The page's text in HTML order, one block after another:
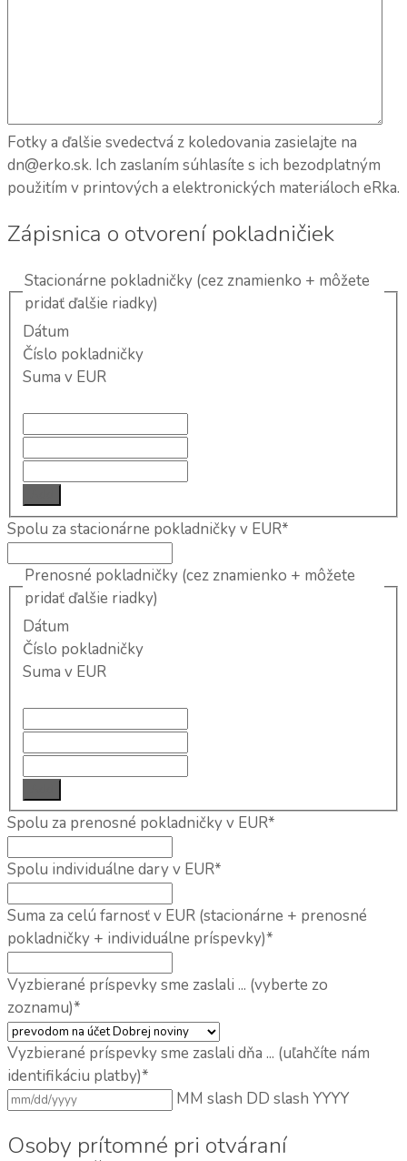
Fotky a ďalšie svedectvá z koledovania zasielajte na
dn@erko.sk. Ich zaslaním súhlasíte s ich bezodplatným
použitím v printových a elektronických materiáloch eRka.
Zápisnica o otvorení pokladničiek
Stacionárne pokladničky (cez znamienko + môžete
pridať ďalšie riadky)
Dátum
Číslo pokladničky
Suma v EUR
Spolu za stacionárne pokladničky v EUR*
Prenosné pokladničky (cez znamienko + môžete
pridať ďalšie riadky)
Dátum
Číslo pokladničky
Suma v EUR
Spolu za prenosné pokladničky v EUR*
Spolu individuálne dary v EUR*
Suma za celú farnosť v EUR (stacionárne + prenosné
pokladničky + individuálne príspevky)*
Vyzbierané príspevky sme zaslali ... (vyberte zo
zoznamu)*
Vyzbierané príspevky sme zaslali dňa ... (uľahčíte nám
identifikáciu platby)*
MM slash DD slash YYYY
Osoby prítomné pri otváraní